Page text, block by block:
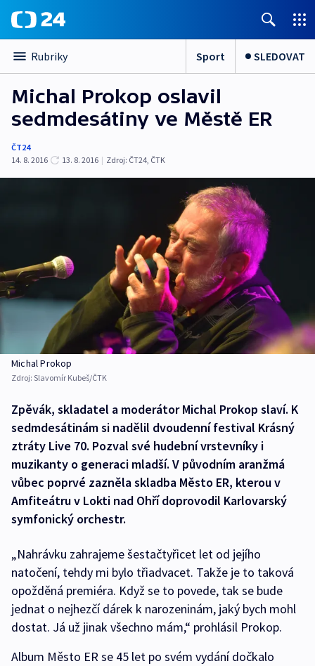
Rubriky Sport SLEDOVAT
Michal Prokop oslavil
sedmdesátiny ve Městě ER
ČT24
14. 8. 2016
13. 8. 2016 | Zdroj: ČT24, ČTK
Michal Prokop
Zdroj: Slavomír Kubeš/ČTK
Zpěvák, skladatel a moderátor Michal Prokop slaví. K
sedmdesátinám si nadělil dvoudenní festival Krásný
ztráty Live 70. Pozval své hudební vrstevníky i
muzikanty o generaci mladší. V původním aranžmá
vůbec poprvé zazněla skladba Město ER, kterou v
Amfiteátru v Lokti nad Ohří doprovodil Karlovarský
symfonický orchestr.
„Nahrávku zahrajeme šestačtyřicet let od jejího
natočení, tehdy mi bylo třiadvacet. Takže je to taková
opožděná premiéra. Když se to povede, tak se bude
jednat o nejhezčí dárek k narozeninám, jaký bych mohl
dostat. Já už jinak všechno mám,“ prohlásil Prokop.
Album Město ER se 45 let po svém vydání dočkalo